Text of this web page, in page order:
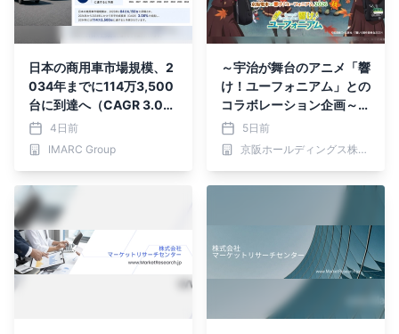
日本の商用車市場規模、2
034年までに114万3,500
台に到達へ（CAGR 3.0
8%で成長）
4日前
IMARC Group
～宇治が舞台のアニメ「響
け！ユーフォニアム」との
コラボレーション企画～
「京阪電車×響け！ユーフ
ォニアム2026 秋」を実施
します！
5日前
京阪ホールディングス株式会社